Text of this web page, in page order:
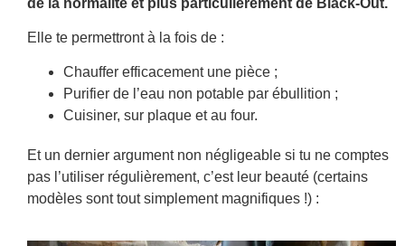
Elle te permettront à la fois de :
Chauffer efficacement une pièce ;
Purifier de l’eau non potable par ébullition ;
Cuisiner, sur plaque et au four.
Et un dernier argument non négligeable si tu ne comptes
pas l’utiliser régulièrement, c’est leur beauté (certains
modèles sont tout simplement magnifiques !) :